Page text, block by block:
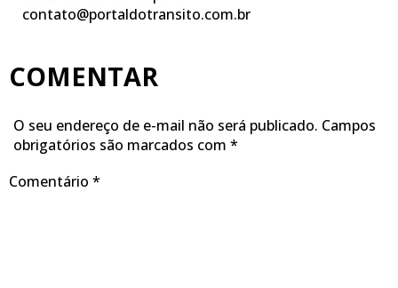
contato@portaldotransito.com.br
COMENTAR
O seu endereço de e-mail não será publicado. Campos
obrigatórios são marcados com *
Comentário *